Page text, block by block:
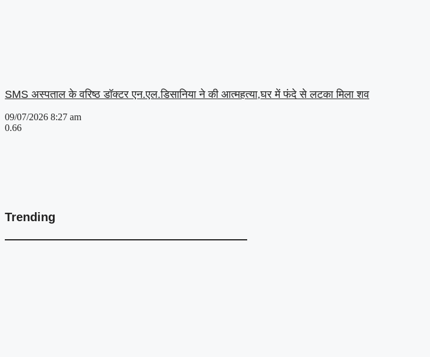
SMS अस्पताल के वरिष्ठ डॉक्टर एन.एल.डिसानिया ने की आत्महत्या,घर में फंदे से लटका मिला शव
09/07/2026 8:27 am
Trending